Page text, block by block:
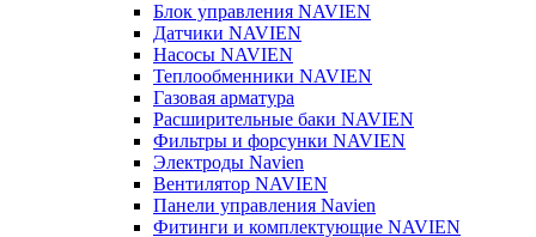
Блок управления NAVIEN
Датчики NAVIEN
Насосы NAVIEN
Теплообменники NAVIEN
Газовая арматура
Расширительные баки NAVIEN
Фильтры и форсунки NAVIEN
Электроды Navien
Вентилятор NAVIEN
Панели управления Navien
Фитинги и комплектующие NAVIEN